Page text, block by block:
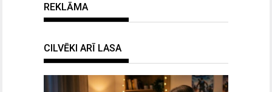
REKLĀMA
CILVĒKI ARĪ LASA